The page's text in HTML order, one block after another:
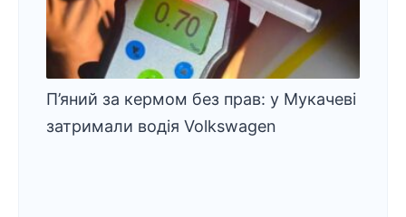
П’яний за кермом без прав: у Мукачеві
затримали водія Volkswagen